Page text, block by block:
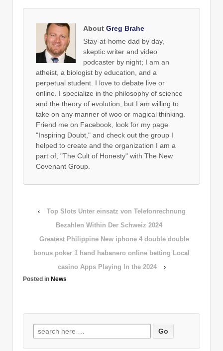
About Greg Brahe
Stay-at-home dad by day,
skeptic writer and video
podcaster by night; I am an
atheist, a biologist by education, and a
perpetual student. I love to debate live or
online. I specialize in the philosophy of science
and the theory of evolution, but I am willing to
take on any manner of woo or magical thinking.
Friend me on Facebook, look for my page
"Inspiring Doubt," and check out the group I
helped to create and the organization I am a
part of, "The Cult of Honesty" with The New
Covenant Group.
‹
Top Slots Unter einsatz von Telefonrechnung
Bezahlen Within Der Schweiz 2024
Greatest Philippine New iphone 4 double double
bonus poker 1 hand habanero online betting Local
casino Apps Playing In the 2024
›
Posted in News
Search
for: